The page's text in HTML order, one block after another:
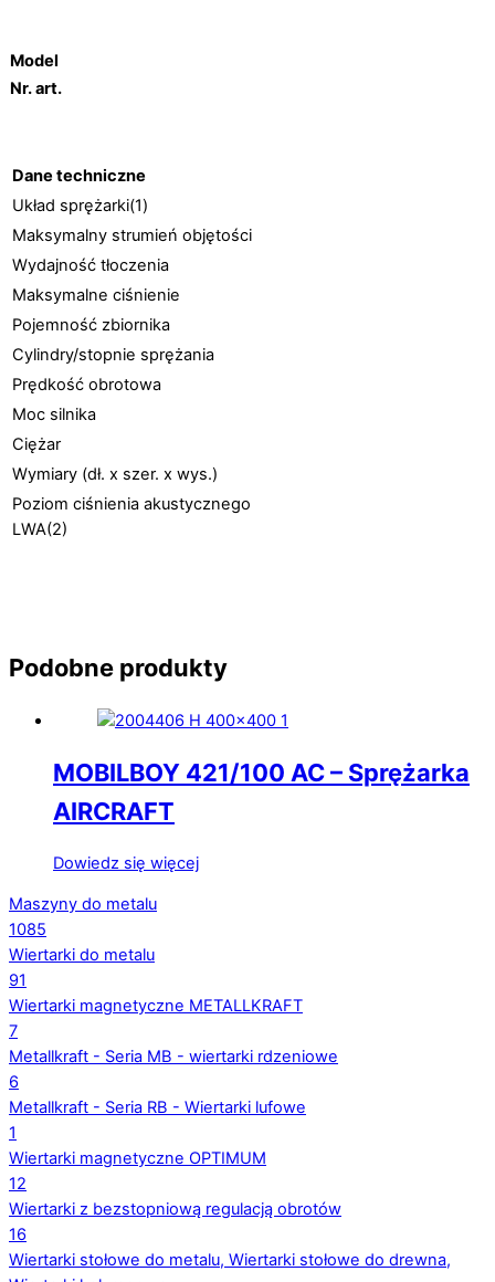
Model
Nr. art.
Dane techniczne
Układ sprężarki(1)
Maksymalny strumień objętości
Wydajność tłoczenia
Maksymalne ciśnienie
Pojemność zbiornika
Cylindry/stopnie sprężania
Prędkość obrotowa
Moc silnika
Ciężar
Wymiary (dł. x szer. x wys.)
Poziom ciśnienia akustycznego
LWA(2)
Podobne produkty
MOBILBOY 421/100 AC – Sprężarka
AIRCRAFT
Dowiedz się więcej
Maszyny do metalu
1085
Wiertarki do metalu
91
Wiertarki magnetyczne METALLKRAFT
7
Metallkraft - Seria MB - wiertarki rdzeniowe
6
Metallkraft - Seria RB - Wiertarki lufowe
1
Wiertarki magnetyczne OPTIMUM
12
Wiertarki z bezstopniową regulacją obrotów
16
Wiertarki stołowe do metalu, Wiertarki stołowe do drewna,